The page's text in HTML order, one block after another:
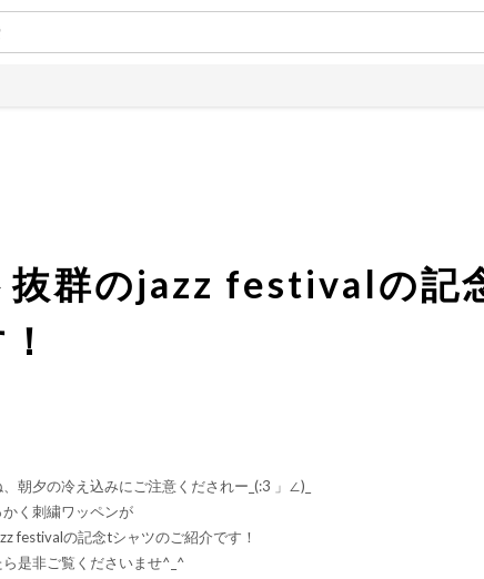
土日
抜群のjazz festivalの記
朝夕の冷え込みにご注意くだされー_(:3 」∠)_
く刺繍ワッペンが
festivalの記念tシャツのご紹介です！
是非ご覧くださいませ^_^